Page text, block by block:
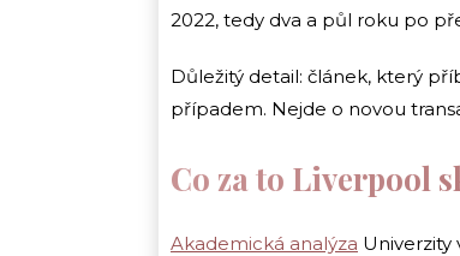
2022, tedy dva a půl roku po
Důležitý detail: článek, který
případem. Nejde o novou
Co za to Liverpool
Akademická analýza Univerzity